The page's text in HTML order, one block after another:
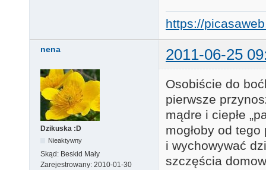
https://
nena 2011-06-25
Dzikuska :D
Nieaktywny
Skąd: Beskid Mały
Zarejestrowany: 2010-01-30
Osobiście do
pierwsze
mądre i ciepłe
mogłoby od
i wychowywać
szczęścia